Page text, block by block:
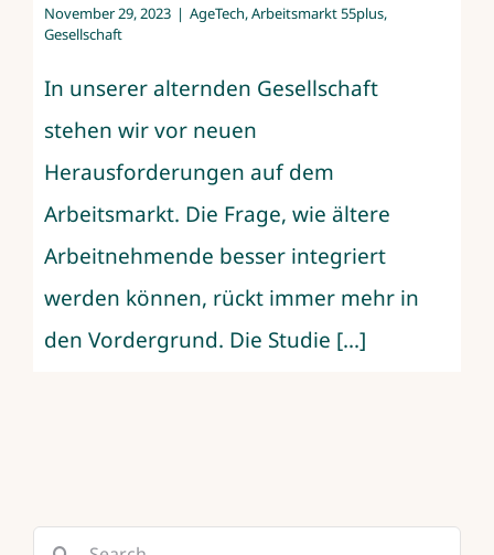
November 29, 2023 | AgeTech,Arbeitsmarkt 55plus,
Gesellschaft
In unserer alternden Gesellschaft
stehen wir vor neuen
Herausforderungen auf dem
Arbeitsmarkt. Die Frage, wie ältere
Arbeitnehmende besser integriert
werden können, rückt immer mehr in
den Vordergrund. Die Studie [...]
Search